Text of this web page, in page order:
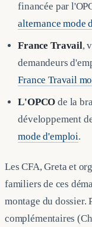
financée par
alternance mode
France Travail,
demandeurs
France Travail
L'OPCO de la
développement
mode d'emploi.
Les CFA, Greta et
familiers de ces
montage du dossier.
complémentaires